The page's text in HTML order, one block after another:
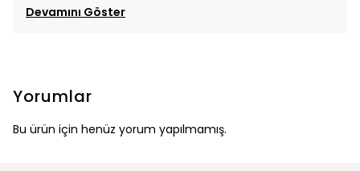
Devamını Göster
Yorumlar
Bu ürün için henüz yorum yapılmamış.